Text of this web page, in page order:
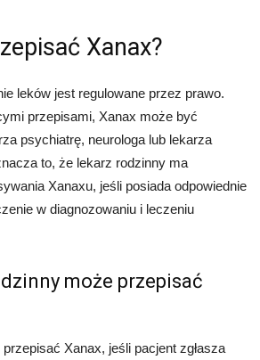
Xanax?
leków jest regulowane przez prawo.
przepisami, Xanax może być
psychiatrę, neurologa lub lekarza
to, że lekarz rodzinny ma
Xanaxu, jeśli posiada odpowiednie
w diagnozowaniu i leczeniu
może przepisać
Xanax, jeśli pacjent zgłasza